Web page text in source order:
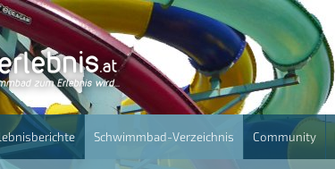
Schwimmbad-Verzeichnis Community